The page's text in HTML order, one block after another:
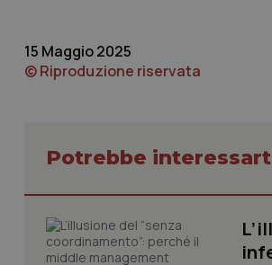
15 Maggio 2025
© Riproduzione riservata
Potrebbe